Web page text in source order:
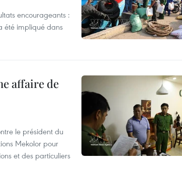
encourageants :
été impliqué dans
affaire de
le président du
Mekolor pour
et des particuliers